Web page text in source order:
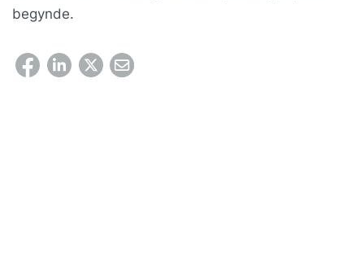
begynde.